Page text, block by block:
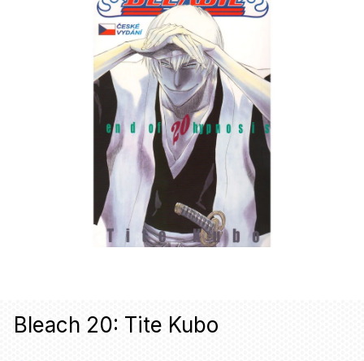
Bleach 20: Tite Kubo
n